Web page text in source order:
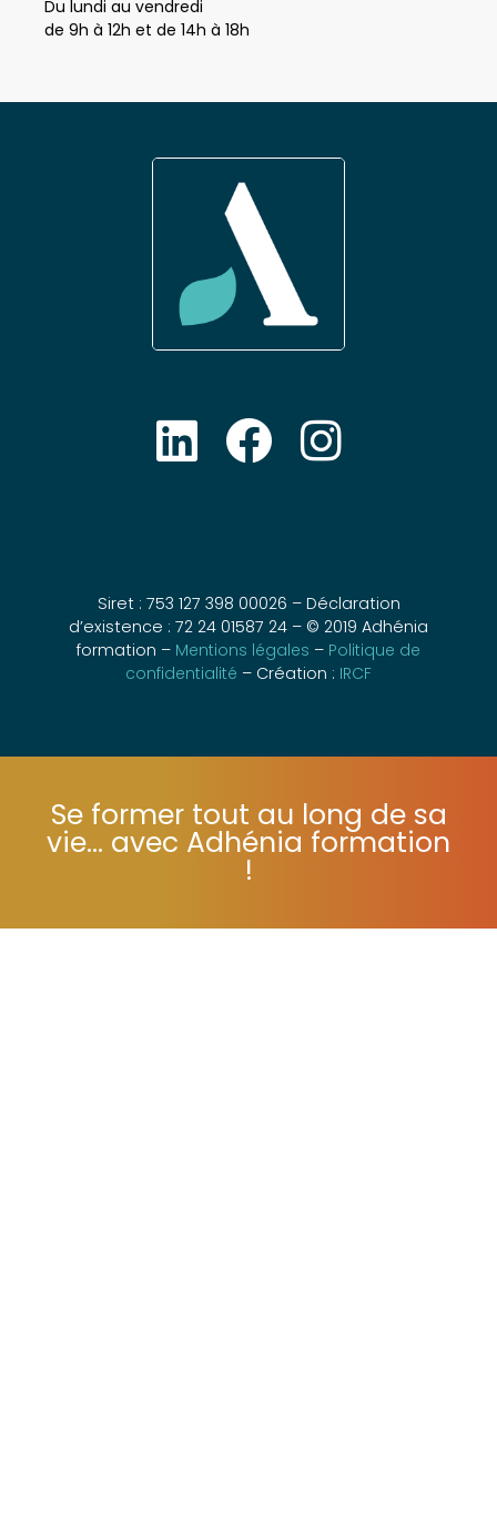
Du lundi au vendredi
Siret : 753 127 398 00026 – Déclaration
d’existence : 72 24 01587 24 – © 2019 Adhénia
formation –Mentions légales– Politique de
Se former tout au long de sa
vie... avec Adhénia formation
!